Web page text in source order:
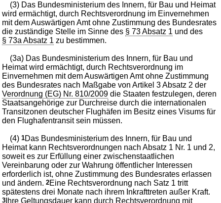
(3) Das Bundesministerium des Innern, für Bau und Heimat
wird ermächtigt, durch Rechtsverordnung im Einvernehmen
mit dem Auswärtigen Amt ohne Zustimmung des Bundesrates
die zuständige Stelle im Sinne des § 73 Absatz 1 und des
§ 73a Absatz 1 zu bestimmen.
(3a) Das Bundesministerium des Innern, für Bau und
Heimat wird ermächtigt, durch Rechtsverordnung im
Einvernehmen mit dem Auswärtigen Amt ohne Zustimmung
des Bundesrates nach Maßgabe von Artikel 3 Absatz 2 der
Verordnung (EG) Nr. 810/2009 die Staaten festzulegen, deren
Staatsangehörige zur Durchreise durch die internationalen
Transitzonen deutscher Flughäfen im Besitz eines Visums für
den Flughafentransit sein müssen.
(4)1Das Bundesministerium des Innern, für Bau und
Heimat kann Rechtsverordnungen nach Absatz 1 Nr. 1 und 2,
soweit es zur Erfüllung einer zwischenstaatlichen
Vereinbarung oder zur Wahrung öffentlicher Interessen
erforderlich ist, ohne Zustimmung des Bundesrates erlassen
und ändern.2Eine Rechtsverordnung nach Satz 1 tritt
spätestens drei Monate nach ihrem Inkrafttreten außer Kraft.
3 Ihre Geltungsdauer kann durch Rechtsverordnung mit